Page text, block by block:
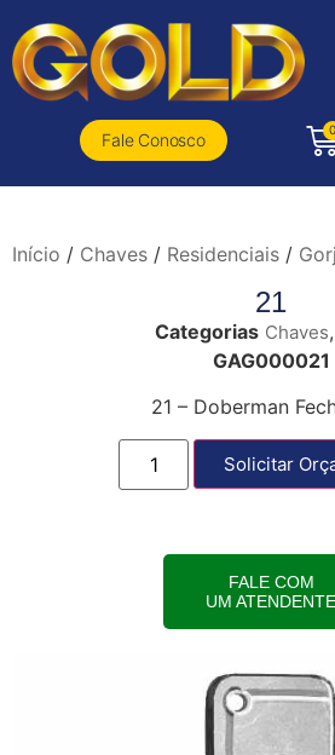
Fale Conosco
0
Início / Chaves / Residenciais /
21
Categorias Chaves,
GAG000021
21 – Doberman
Solicitar
FALE COM
UM ATENDENTE